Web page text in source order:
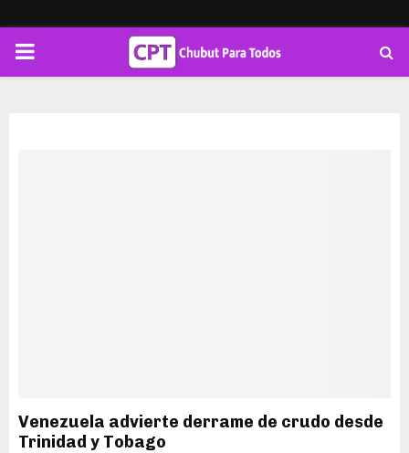
PRIMARY
Venezuela advierte derrame de crudo desde
Trinidad y Tobago